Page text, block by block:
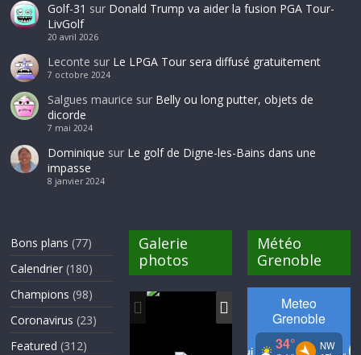
Golf-31 sur Donald Trump va aider la fusion PGA Tour-
LivGolf
20 avril 2026
Leconte sur Le LPGA Tour sera diffusé gratuitement
7 octobre 2024
Salgues maurice sur Belly ou long putter, objets de
dicorde
7 mai 2024
Dominique sur Le golf de Digne-les-Bains dans une
impasse
8 janvier 2024
Bons plans (77)
Calendrier (180)
Champions (98)
Coronavirus (23)
Featured (312)
Galerie
photos
Météo
Grenoble